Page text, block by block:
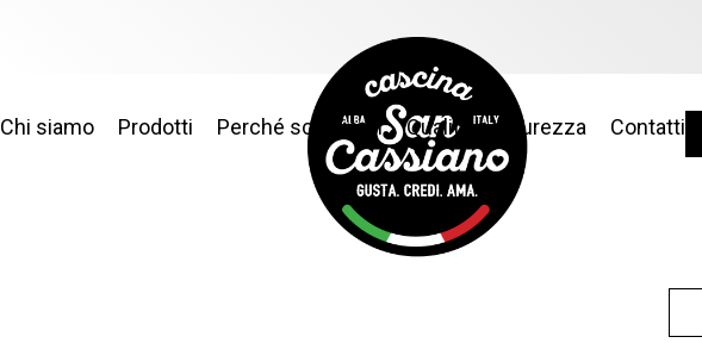
Chi siamo Prodotti Perché sceglierci Qualità e sicurezza Contatti